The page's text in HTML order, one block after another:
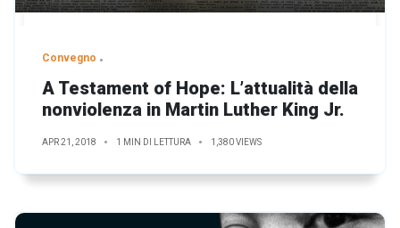
Convegno
A Testament of Hope: L’attualità della
nonviolenza in Martin Luther King Jr.
APR 21, 2018 1 MIN DI LETTURA 1,380 VIEWS